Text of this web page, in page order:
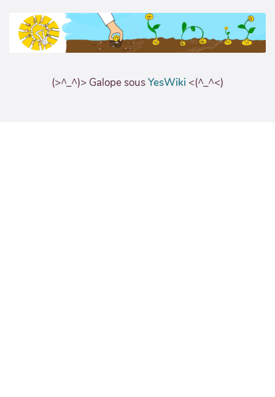
(>^_^)> Galope sousYesWiki <(^_^<)